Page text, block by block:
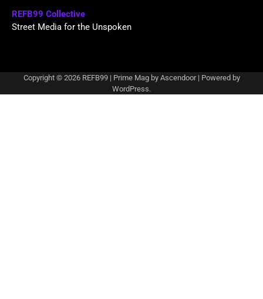
REFB99 Collective
Street Media for the Unspoken
Copyright © 2026 REFB99| Prime Mag by Ascendoor| Powered by
WordPress.